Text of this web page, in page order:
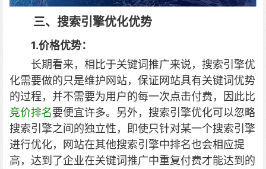
三、搜索引擎优化优势
1.价格优势：
长期看来，相比于关键词推广来说，搜索引擎优
化需要做的只是维护网站，保证网站具有关键词优势
的过程，并不需要为用户的每一次点击付费，因此比
竞价排名要便宜许多。另外，搜索引擎优化可以忽略
搜索引擎之间的独立性，即使只针对某一个搜索引擎
进行优化，网站在其他搜索引擎中排名也会相应提
高，达到了企业在关键词推广中重复付费才能达到的